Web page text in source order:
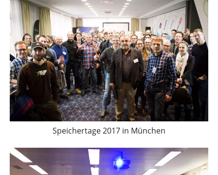
Speichertage 2017 in München